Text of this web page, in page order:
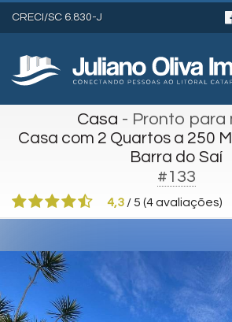
CRECI/SC 6.830-J
Casa - Pronto para
Casa com 2 Quartos a 250
Barra do Saí
#133
4,3 /5 (4avaliações)